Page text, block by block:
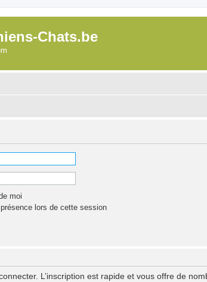
Chats.be
moi
lors de cette session
L’inscription est rapide et vous offre de